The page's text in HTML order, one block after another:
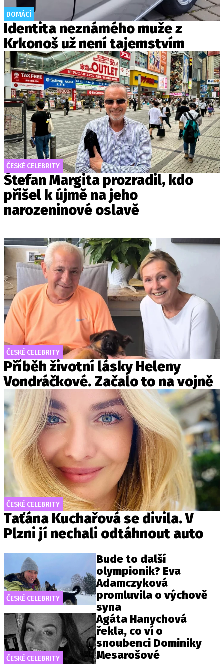
DOMÁCÍ
Identita neznámého muže z
Krkonoš už není tajemstvím
ČESKÉ CELEBRITY
Štefan Margita prozradil, kdo
přišel k újmě na jeho
narozeninové oslavě
ČESKÉ CELEBRITY
Příběh životní lásky Heleny
Vondráčkové. Začalo to na vojně
ČESKÉ CELEBRITY
Taťána Kuchařová se divila. V
Plzni jí nechali odtáhnout auto
ČESKÉ CELEBRITY
Bude to další
olympionik? Eva
Adamczyková
promluvila o výchově
syna
ČESKÉ CELEBRITY
Agáta Hanychová
řekla, co ví o
snoubenci Dominiky
Mesarošové